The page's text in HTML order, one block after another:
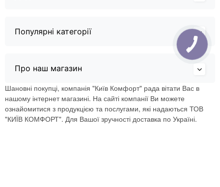
Популярні категорії
Про наш магазин
Шановні покупці, компанія "Київ Комфорт" рада вітати Вас в
нашому інтернет магазині. На сайті компанії Ви можете
ознайомитися з продукцією та послугами, які надаються ТОВ
"КИЇВ КОМФОРТ". Для Вашої зручності доставка по Україні.